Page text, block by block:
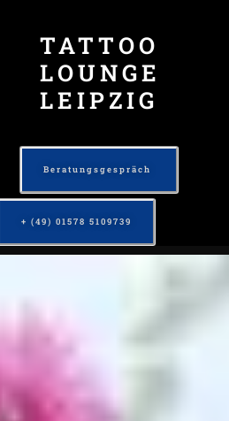
TATTOO
LOUNGE
LEIPZIG
Beratungsgespräch
+ (49) 01578 5109739